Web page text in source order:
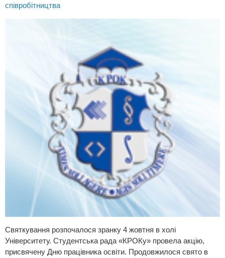
співробітництва
Святкування розпочалося зранку 4 жовтня в холі
Університету. Студентська рада «КРОКу» провела акцію,
присвячену Дню працівника освіти. Продовжилося свято в